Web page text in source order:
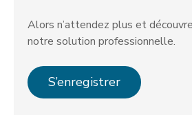
Alors n’attendez plus et
notre solution professionnelle.
S’enregistrer